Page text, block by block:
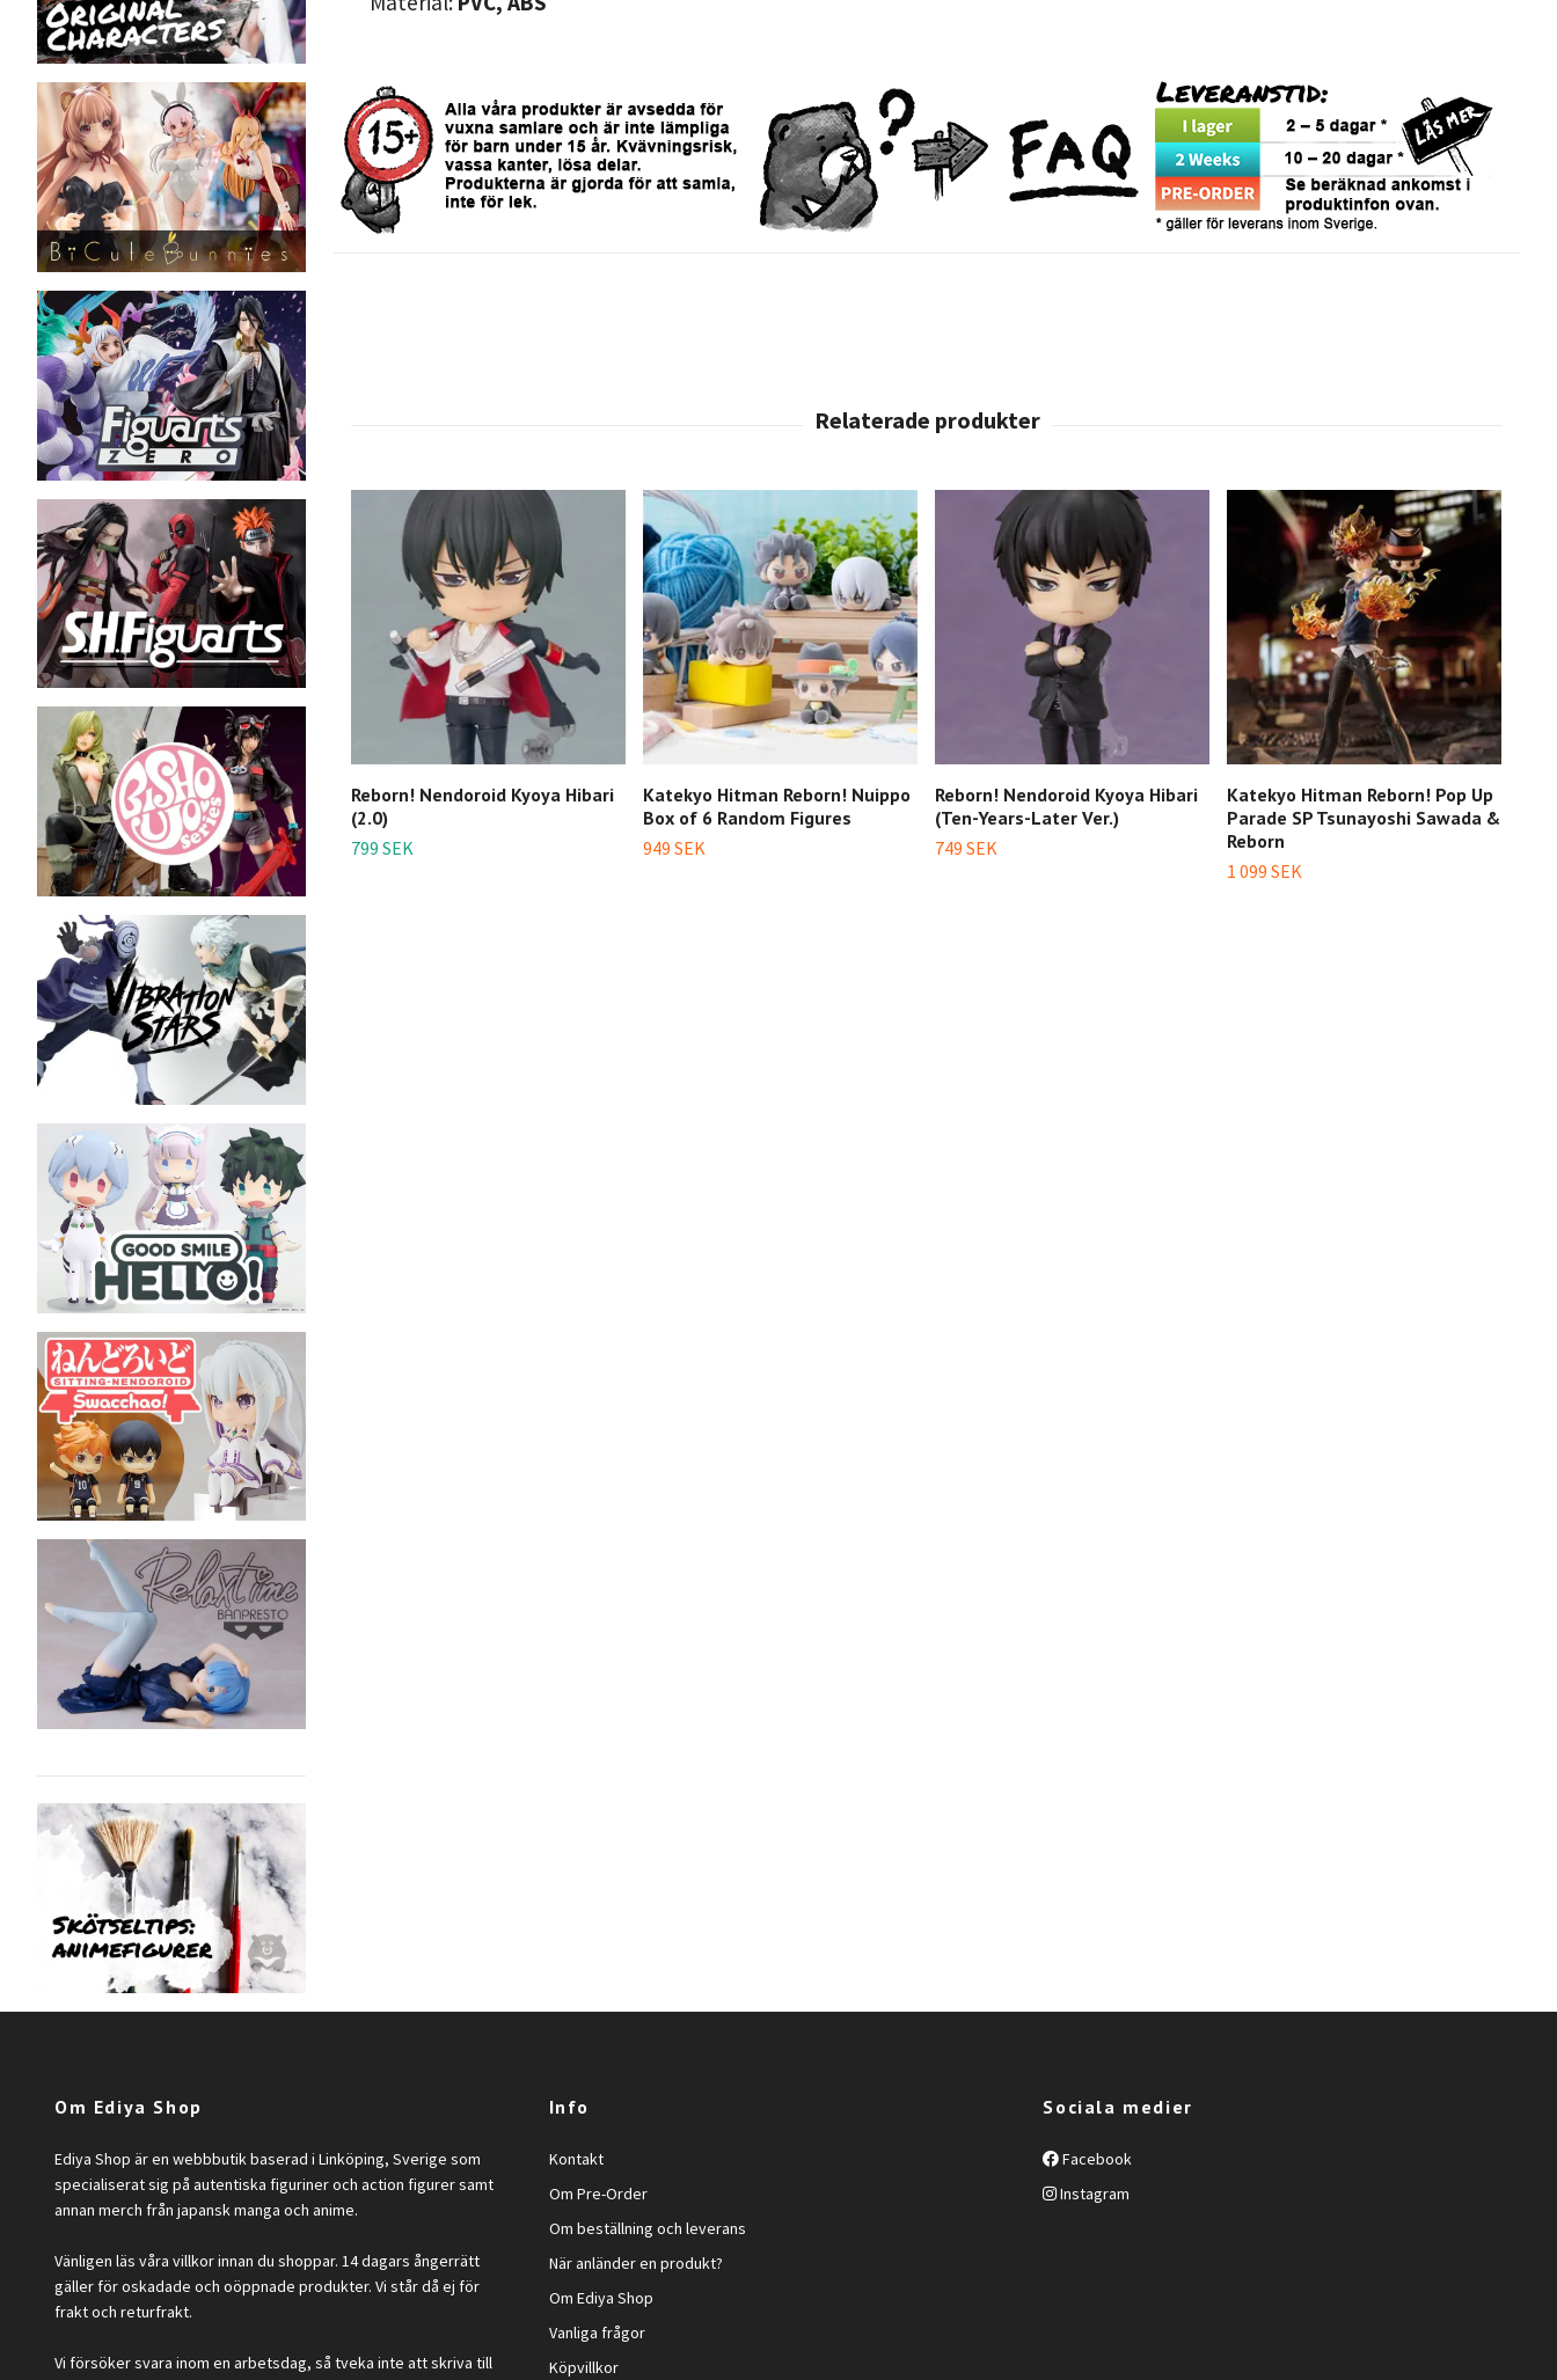
Reborn! Nendoroid Kyoya Hibari
(2.0)
799 SEK
Katekyo Hitman Reborn! Nuippo
Box of 6 Random Figures
949 SEK
Reborn! Nendoroid Kyoya Hibari
(Ten-Years-Later Ver.)
749 SEK
Katekyo Hitman Reborn! Pop Up
Parade SP Tsunayoshi Sawada &
Reborn
1 099 SEK
Om Ediya Shop
Ediya Shop är en webbbutik baserad i Linköping, Sverige som
specialiserat sig på autentiska figuriner och action figurer samt
annan merch från japansk manga och anime.
Vänligen läs våra villkor innan du shoppar. 14 dagars ångerrätt
gäller för oskadade och oöppnade produkter. Vi står då ej för
frakt och returfrakt.
Vi försöker svara inom en arbetsdag, så tveka inte att skriva till
Info
Kontakt
Om Pre-Order
Om beställning och leverans
När anländer en produkt?
Om Ediya Shop
Vanliga frågor
Köpvillkor
Sociala medier
Facebook
Instagram